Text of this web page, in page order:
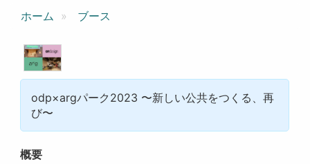
ホーム ブース
odp×argパーク2023 〜新しい公共をつくる、再
び〜
概要